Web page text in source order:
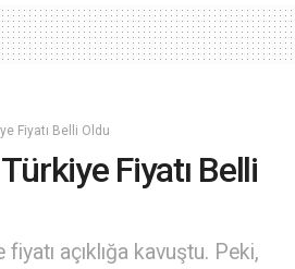
Fiyatı Belli Oldu
Fiyatı Belli
açıklığa kavuştu. Peki,